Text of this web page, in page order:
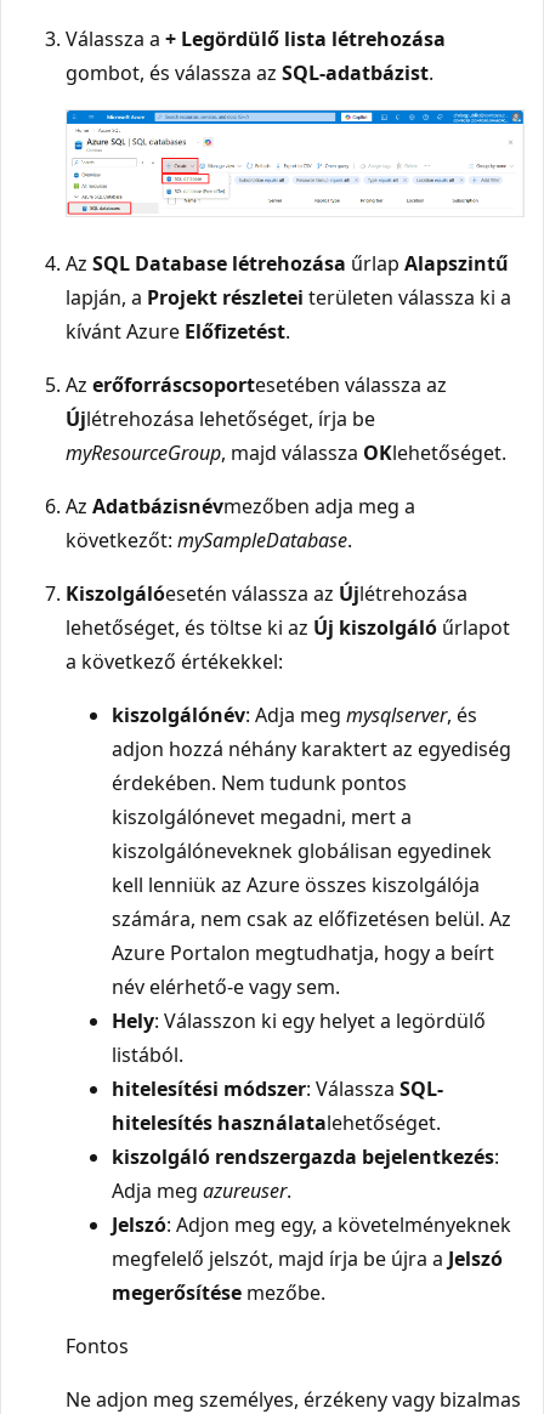
Válassza a + Legördülő lista létrehozása
gombot, és válassza az SQL-adatbázist.
Az SQL Database létrehozása űrlap Alapszintű
lapján, a Projekt részletei területen válassza ki a
kívánt Azure Előfizetést.
Az erőforráscsoportesetében válassza az
Újlétrehozása lehetőséget, írja be
myResourceGroup, majd válassza OKlehetőséget.
Az Adatbázisnévmezőben adja meg a
következőt: mySampleDatabase.
Kiszolgálóesetén válassza az Újlétrehozása
lehetőséget, és töltse ki az Új kiszolgáló űrlapot
a következő értékekkel:
kiszolgálónév: Adja meg mysqlserver, és
adjon hozzá néhány karaktert az egyediség
érdekében. Nem tudunk pontos
kiszolgálónevet megadni, mert a
kiszolgálóneveknek globálisan egyedinek
kell lenniük az Azure összes kiszolgálója
számára, nem csak az előfizetésen belül. Az
Azure Portalon megtudhatja, hogy a beírt
név elérhető-e vagy sem.
Hely: Válasszon ki egy helyet a legördülő
listából.
hitelesítési módszer: Válassza SQL-
hitelesítés használatalehetőséget.
kiszolgáló rendszergazda bejelentkezés:
Adja meg azureuser.
Jelszó: Adjon meg egy, a követelményeknek
megfelelő jelszót, majd írja be újra a Jelszó
megerősítése mezőbe.
Fontos
Ne adjon meg személyes, érzékeny vagy bizalmas